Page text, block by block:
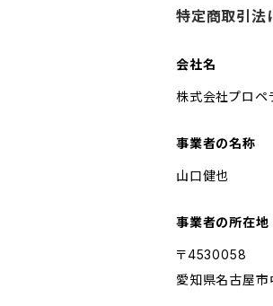
特定商取引法
会社名
株式会社プロペ
事業者の名称
山口健也
事業者の所在地
〒4530058
愛知県名古屋